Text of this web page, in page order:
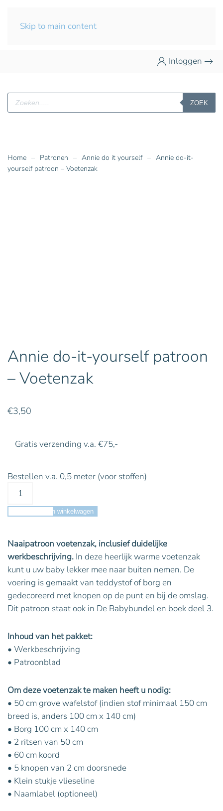
Skip to main content
Inloggen
Producten
zoeken
ZOEK
Home Patronen Annie do it yourself
Annie do-it-
yourself patroon – Voetenzak
Annie do-it-yourself patroon
– Voetenzak
€3,50
Gratis verzending v.a. €75,-
Bestellen v.a. 0,5 meter (voor stoffen)
Toevoegen aan winkelwagen
Naaipatroon voetenzak, inclusief duidelijke
werkbeschrijving. In deze heerlijk warme voetenzak
kunt u uw baby lekker mee naar buiten nemen. De
voering is gemaakt van teddystof of borg en
gedecoreerd met knopen op de punt en bij de omslag.
Dit patroon staat ook in De Babybundel en boek deel 3.
Inhoud van het pakket:
• Werkbeschrijving
• Patroonblad
Om deze voetenzak te maken heeft u nodig:
• 50 cm grove wafelstof (indien stof minimaal 150 cm
breed is, anders 100 cm x 140 cm)
• Borg 100 cm x 140 cm
• 2 ritsen van 50 cm
• 60 cm koord
• 5 knopen van 2 cm doorsnede
• Klein stukje vlieseline
• Naamlabel (optioneel)